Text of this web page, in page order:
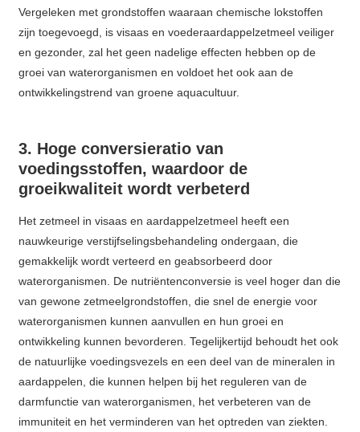
Vergeleken met grondstoffen waaraan chemische lokstoffen
zijn toegevoegd, is visaas en voederaardappelzetmeel veiliger
en gezonder, zal het geen nadelige effecten hebben op de
groei van waterorganismen en voldoet het ook aan de
ontwikkelingstrend van groene aquacultuur.
3. Hoge conversieratio van
voedingsstoffen, waardoor de
groeikwaliteit wordt verbeterd
Het zetmeel in visaas en aardappelzetmeel heeft een
nauwkeurige verstijfselingsbehandeling ondergaan, die
gemakkelijk wordt verteerd en geabsorbeerd door
waterorganismen. De nutriëntenconversie is veel hoger dan die
van gewone zetmeelgrondstoffen, die snel de energie voor
waterorganismen kunnen aanvullen en hun groei en
ontwikkeling kunnen bevorderen. Tegelijkertijd behoudt het ook
de natuurlijke voedingsvezels en een deel van de mineralen in
aardappelen, die kunnen helpen bij het reguleren van de
darmfunctie van waterorganismen, het verbeteren van de
immuniteit en het verminderen van het optreden van ziekten.